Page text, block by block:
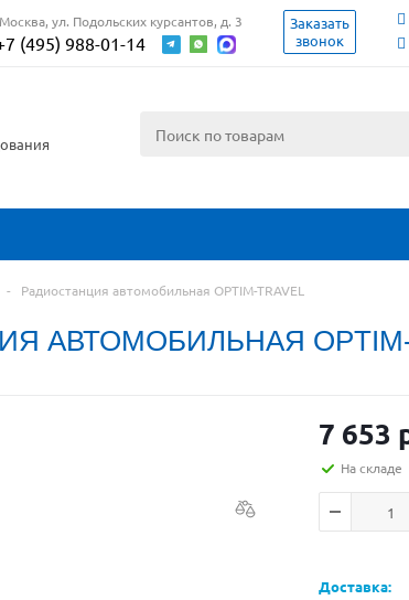
ул. Подольских курсантов, д. 3
(495) 988-01-14
Заказать
звонок
- Радиостанция автомобильная OPTIM-TRAVEL
АВТОМОБИЛЬНАЯ OPTIM-
7 653
На складе
Доставка: